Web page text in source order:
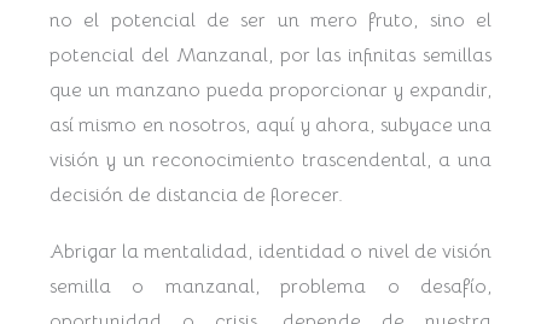
no el potencial de ser un mero fruto, sino el
potencial del Manzanal, por las infinitas semillas
que un manzano pueda proporcionar y expandir,
así mismo en nosotros, aquí y ahora, subyace una
visión y un reconocimiento trascendental, a una
decisión de distancia de florecer.
Abrigar la mentalidad, identidad o nivel de visión
semilla o manzanal, problema o desafío,